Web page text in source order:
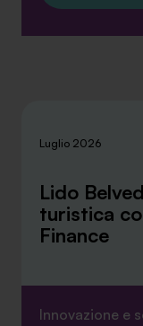
Luglio 2026
Lido
turistica
Finance
Innovazione e